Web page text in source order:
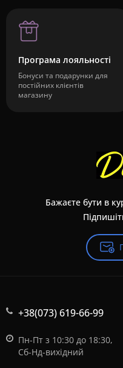
Програма лояльності
Бонуси та подарунки для
постійних клієнтів
магазину
Бажаєте бути в
+38(073) 619-66-99
Пн-Пт з 10:30 до 18:30,
Сб-Нд-вихідний